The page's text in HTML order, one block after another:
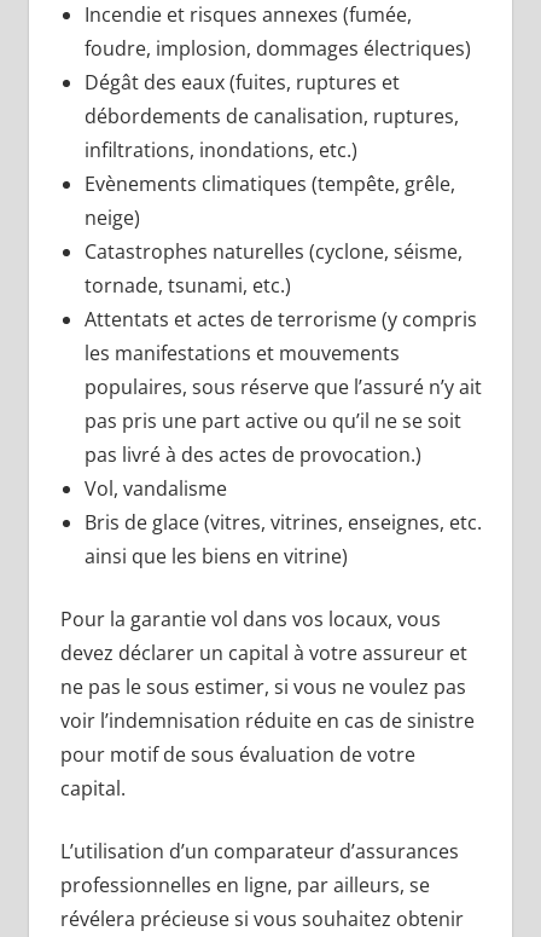
Incendie et risques annexes (fumée,
foudre, implosion, dommages électriques)
Dégât des eaux (fuites, ruptures et
débordements de canalisation, ruptures,
infiltrations, inondations, etc.)
Evènements climatiques (tempête, grêle,
neige)
Catastrophes naturelles (cyclone, séisme,
tornade, tsunami, etc.)
Attentats et actes de terrorisme (y compris
les manifestations et mouvements
populaires, sous réserve que l’assuré n’y ait
pas pris une part active ou qu’il ne se soit
pas livré à des actes de provocation.)
Vol, vandalisme
Bris de glace (vitres, vitrines, enseignes, etc.
ainsi que les biens en vitrine)
Pour la garantie vol dans vos locaux, vous
devez déclarer un capital à votre assureur et
ne pas le sous estimer, si vous ne voulez pas
voir l’indemnisation réduite en cas de sinistre
pour motif de sous évaluation de votre
capital.
L’utilisation d’un comparateur d’assurances
professionnelles en ligne, par ailleurs, se
révélera précieuse si vous souhaitez obtenir